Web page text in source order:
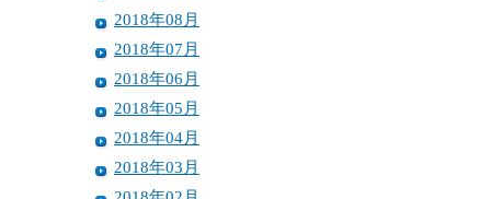
2018年08月
2018年07月
2018年06月
2018年05月
2018年04月
2018年03月